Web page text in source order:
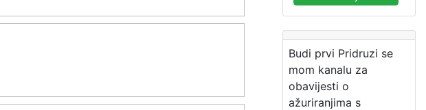
Budi prvi Pridruzi se
mom kanalu za
obavijesti o
ažuriranjima s